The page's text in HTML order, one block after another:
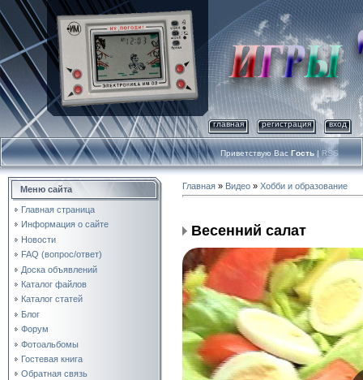
главная регистрация вход
Приветствую Вас Гость | RSS
Меню сайта
Главная страница
Информация о сайте
Новости
FAQ (вопрос/ответ)
Доска объявлений
Каталог файлов
Каталог статей
Блог
Форум
Фотоальбомы
Гостевая книга
Обратная связь
Главная » Видео » Хобби и образование
Весенний салат